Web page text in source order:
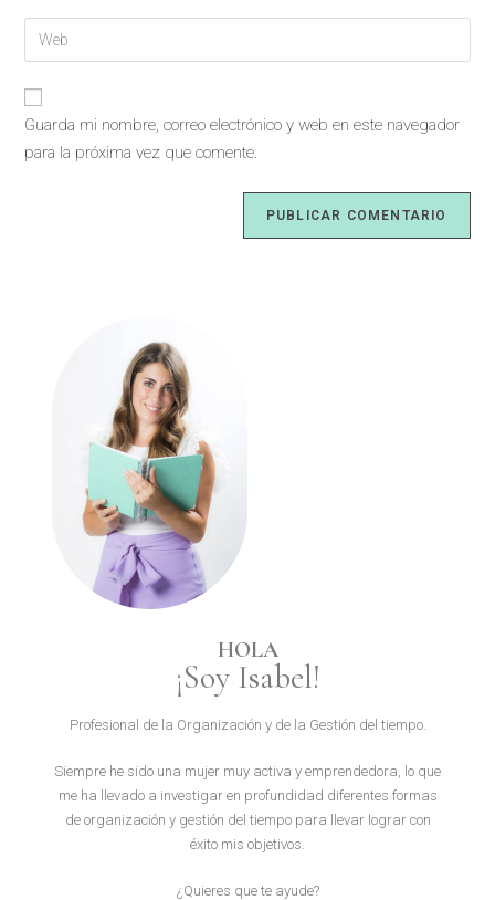
Guarda mi nombre, correo electrónico y web en este navegador
para la próxima vez que comente.
HOLA
¡Soy Isabel!
Profesional de la Organización y de la Gestión del tiempo.
Siempre he sido una mujer muy activa y emprendedora, lo que
me ha llevado a investigar en profundidad diferentes formas
de organización y gestión del tiempo para llevar lograr con
éxito mis objetivos.
¿Quieres que te ayude?